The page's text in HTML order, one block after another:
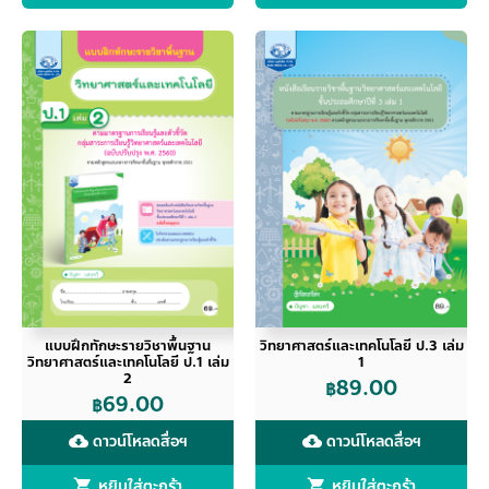
แบบฝึกทักษะรายวิชาพื้นฐาน
วิทยาศาสตร์และเทคโนโลยี ป.1 เล่ม
2
฿69.00
cloud_downloadดาวน์โหลดสื่อฯ
วิทยาศาสตร์และเทคโนโลยี ป.3 เล่ม
1
฿89.00
cloud_downloadดาวน์โหลดสื่อฯ